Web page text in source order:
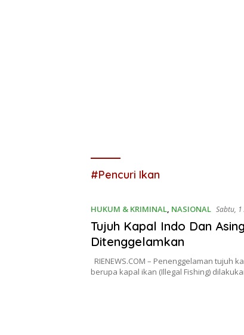
#Pencuri Ikan
HUKUM & KRIMINAL, NASIONAL Sabtu,
Tujuh Kapal Indo Dan Asing
Ditenggelamkan
RIENEWS.COM – Penenggelaman tujuh
berupa kapal ikan (Illegal Fishing)